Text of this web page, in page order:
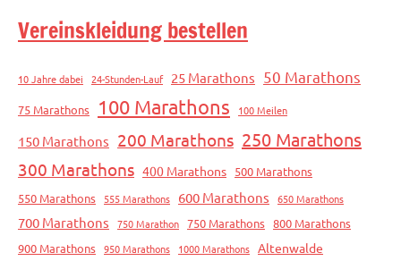
Vereinskleidung bestellen
10 Jahre dabei 24-Stunden-Lauf 25 Marathons 50 Marathons
75 Marathons 100 Marathons 100 Meilen
150 Marathons 200 Marathons 250 Marathons
300 Marathons 400 Marathons 500 Marathons
550 Marathons
555 Marathons 600 Marathons 650 Marathons
700 Marathons 750 Marathon 750 Marathons 800 Marathons
900 Marathons 950 Marathons 1000 Marathons Altenwalde